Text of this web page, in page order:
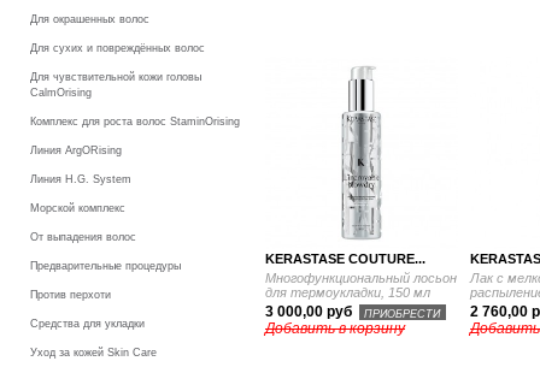
KERASTASE COUTURE...
Многофункциональный лосьон
для термоукладки, 150 мл
3 000,00 руб ПРИОБРЕСТИ
Добавить в корзину
Лак с
2 760,00
Добавить
Для окрашенных волос
Для сухих и повреждённых волос
Для чувствительной кожи головы
CalmOrising
Комплекс для роста волос StaminOrising
Линия ArgORising
Линия H.G. System
Морской комплекс
От выпадения волос
Предварительные процедуры
Против перхоти
Средства для укладки
Уход за кожей Skin Care